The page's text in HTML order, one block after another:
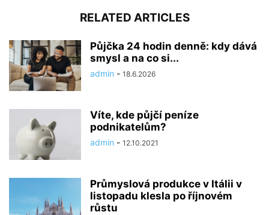
RELATED ARTICLES
Půjčka 24 hodin denně: kdy dává
smysl a na co si...
admin - 18.6.2026
Víte, kde půjčí peníze
podnikatelům?
admin - 12.10.2021
Průmyslová produkce v Itálii v
listopadu klesla po říjnovém
růstu